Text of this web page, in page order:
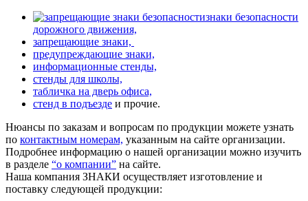
знаки безопасности
дорожного движения,
запрещающие знаки,
предупреждающие знаки,
информационные стенды,
стенды для школы,
табличка на дверь офиса,
стенд в подъезде и прочие.
Нюансы по заказам и вопросам по продукции можете узнать
по контактным номерам, указанным на сайте организации.
Подробнее информацию о нашей организации можно изучить
в разделе “о компании” на сайте.
Наша компания ЗНАКИ осуществляет изготовление и
поставку следующей продукции: